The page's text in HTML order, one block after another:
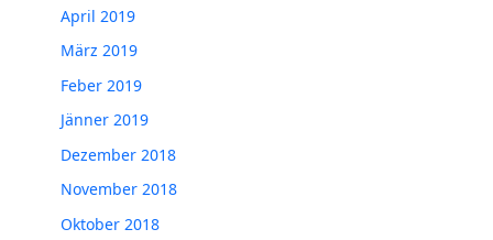
April 2019
März 2019
Feber 2019
Jänner 2019
Dezember 2018
November 2018
Oktober 2018